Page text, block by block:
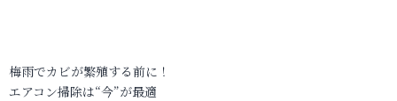
梅雨でカビが繁殖する前に！
エアコン掃除は“今”が最適